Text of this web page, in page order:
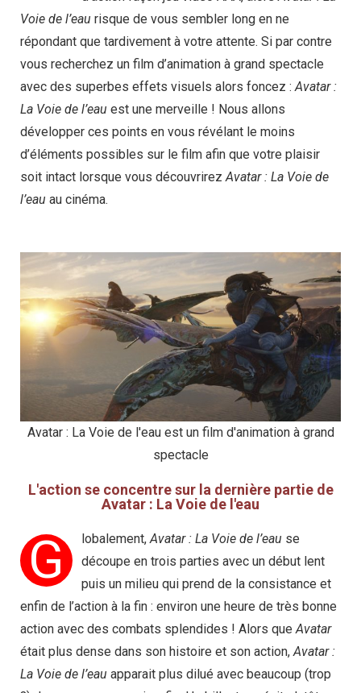
Voie de l’eau risque de vous sembler long en ne
répondant que tardivement à votre attente. Si par contre
vous recherchez un film d’animation à grand spectacle
avec des superbes effets visuels alors foncez :Avatar :
La Voie de l’eau est une merveille ! Nous allons
développer ces points en vous révélant le moins
d’éléments possibles sur le film afin que votre plaisir
soit intact lorsque vous découvrirezAvatar : La Voie de
l’eau au cinéma.
Avatar : La Voie de l'eau est un film d'animation à grand
spectacle
L'action se concentre sur la dernière partie de
Avatar : La Voie de l'eau
G lobalement, Avatar : La Voie de l’eau se
découpe en trois parties avec un début lent
puis un milieu qui prend de la consistance et
enfin de l’action à la fin : environ une heure de très bonne
action avec des combats splendides ! Alors que Avatar
était plus dense dans son histoire et son action, Avatar :
La Voie de l’eau apparait plus dilué avec beaucoup (trop